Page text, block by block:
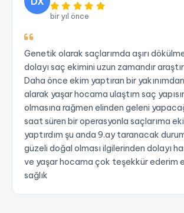
bir yıl önce
Genetik olarak saçlarımda aşırı
dolayı saç ekimini uzun zamandır
Daha önce ekim yaptıran bir
alarak yaşar hocama ulaştım saç
olmasına rağmen elinden geleni
saat süren bir operasyonla saçlarıma
yaptırdım şu anda 9.ay taranacak
güzeli doğal olması ilgilerinden dolayı
ve yaşar hocama çok teşekkür ederim
sağlık